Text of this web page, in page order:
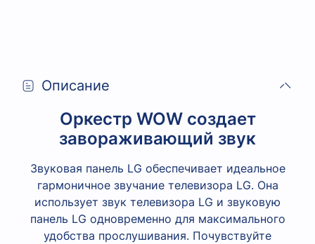
Описание
Оркестр WOW создает
завораживающий звук
Звуковая панель LG обеспечивает идеальное
гармоничное звучание телевизора LG. Она
использует звук телевизора LG и звуковую
панель LG одновременно для максимального
удобства прослушивания. Почувствуйте